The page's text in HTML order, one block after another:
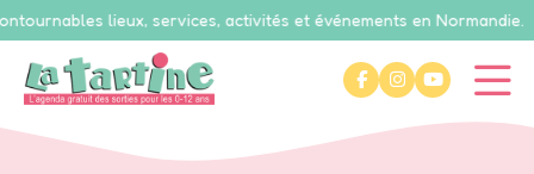
lieux, services, activités et événements en Normandie.